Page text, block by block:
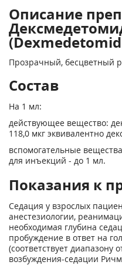
Описание
Прозрачный, бесцветный
Состав
На 1 мл:
действующее вещество:
118,0 мкг эквивалентно
вспомогательные
для инъекций - до 1 мл.
Показания к
Седация у взрослых
анестезиологии,
необходимая глубина
пробуждение в ответ на
(соответствует диапазону
возбуждения-седации